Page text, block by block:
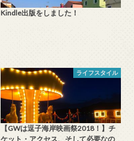
Kindle出版をしました！
ライフスタイル
【GWは逗子海岸映画祭2018！】チ
ケット・アクセス、そして必要なの